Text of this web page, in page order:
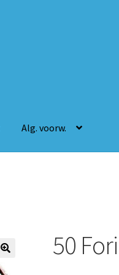
Alg. voorw.
50